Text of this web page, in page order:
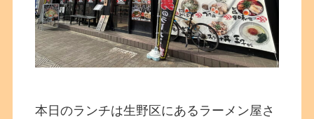
本日のランチは生野区にあるラーメン屋さ